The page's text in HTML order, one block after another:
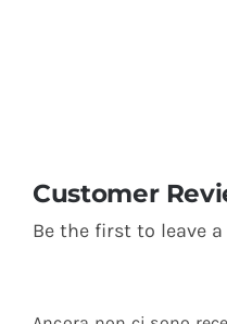
Customer
Be the first to leave a